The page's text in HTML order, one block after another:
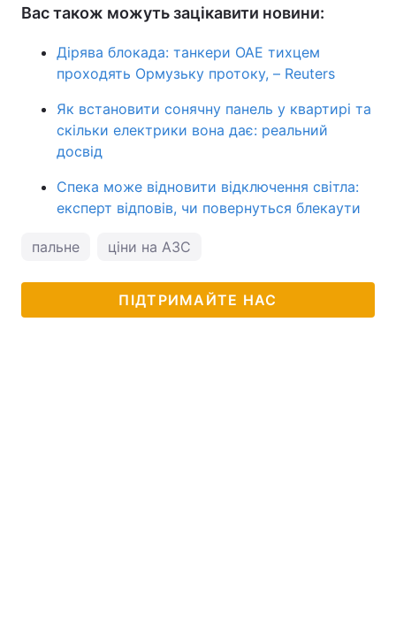
Вас також можуть зацікавити новини:
Дірява блокада: танкери ОАЕ тихцем
проходять Ормузьку протоку, – Reuters
Як встановити сонячну панель у квартирі та
скільки електрики вона дає: реальний
досвід
Спека може відновити відключення світла:
експерт відповів, чи повернуться блекаути
пальне ціни на АЗС
ПІДТРИМАЙТЕ НАС